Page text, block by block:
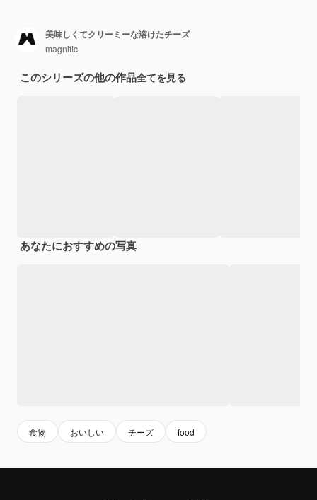
美味しくてクリーミーな溶けたチーズ
magnific
このシリーズの他の作品全てを見る
あなたにおすすめの写真
食物 おいしい チーズ food